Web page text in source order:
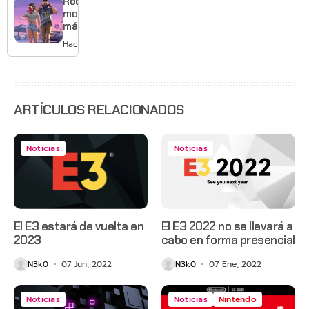
y mucho
Mario
mostrará
más de
GTA 6 en
agosto
Hace 3 días
ARTÍCULOS RELACIONADOS
Noticias
El E3 estará de vuelta en
2023
N3k0 07 Jun, 2022
Noticias
El E3 2022 no se llevará a
cabo en forma presencial
N3k0 07 Ene, 2022
Noticias Noticias Nintendo